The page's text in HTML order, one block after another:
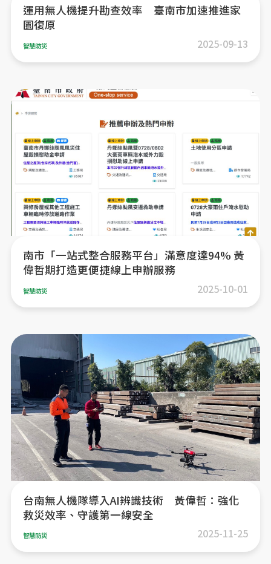
運用無人機提升勘查效率 臺南市加速推進家
園復原
智慧防災 2025-09-13
南市「一站式整合服務平台」滿意度達94% 黃
偉哲期打造更便捷線上申辦服務
智慧防災 2025-10-01
台南無人機隊導入AI辨識技術 黃偉哲：強化
救災效率、守護第一線安全
智慧防災 2025-11-25